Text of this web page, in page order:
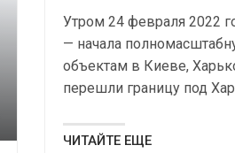
Утром 24 февраля 2022
— начала
объектам в Киеве,
перешли границу под
ЧИТАЙТЕ ЕЩЕ